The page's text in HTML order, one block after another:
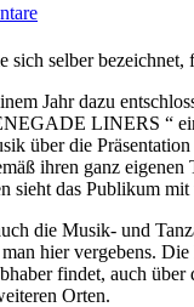
selber bezeichnet,
Jahr dazu
LINERS “
über die
ihren ganz
sieht das Publikum
die Musik- und
hier vergebens.
findet, auch
Orten.